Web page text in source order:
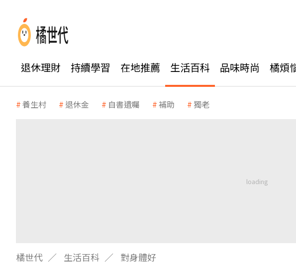
退休理財 持續學習 在地推薦 生活百科 品味時尚 橘煩
養生村 退休金 自書遺囑 補助 獨老
橘世代 生活百科 對身體好